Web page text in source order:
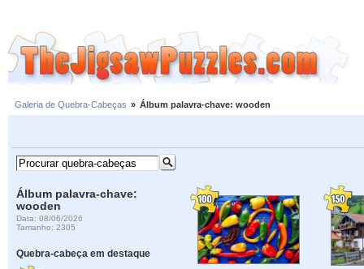
Galeria de Quebra-Cabeças » Álbum palavra-chave: wooden
Álbum palavra-chave:
wooden
Data: 08/06/2026
Tamanho: 2305
Quebra-cabeça em destaque